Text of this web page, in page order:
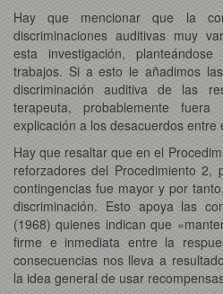
Hay que mencionar que la
discriminaciones auditivas muy
esta investigación,
trabajos. Si a esto le añadimos
discriminación auditiva de las
terapeuta, probablemente
explicación a los desacuerdos
Hay que resaltar que en el
reforzadores del Procedimiento 2,
contingencias fue mayor y por
discriminación. Esto apoya las
(1968) quienes indican que
firme e inmediata entre la
consecuencias nos lleva a
la idea general de usar